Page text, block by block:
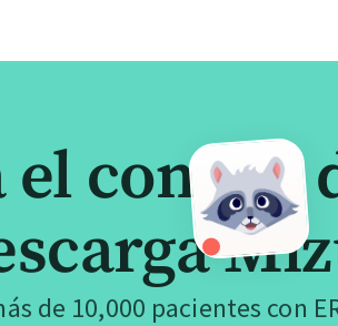
el control
de 10,000 pacientes con